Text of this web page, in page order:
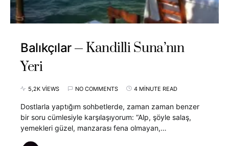
Balıkçılar
Kandilli Suna’nın
Yeri
5,2K VIEWS NO COMMENTS 4 MINUTE READ
Dostlarla yaptığım sohbetlerde, zaman zaman benzer
bir soru cümlesiyle karşılaşıyorum: “Alp, şöyle salaş,
yemekleri güzel, manzarası fena olmayan,…